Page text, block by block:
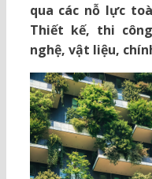
qua các nỗ lực
Thiết kế, thi
nghệ, vật liệu,